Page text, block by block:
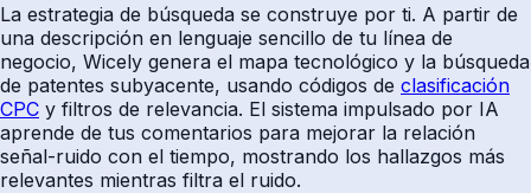
La estrategia de búsqueda se construye por ti. A partir de
una descripción en lenguaje sencillo de tu línea de
negocio, Wicely genera el mapa tecnológico y la búsqueda
de patentes subyacente, usando códigos de clasificación
CPC y filtros de relevancia. El sistema impulsado por IA
aprende de tus comentarios para mejorar la relación
señal-ruido con el tiempo, mostrando los hallazgos más
relevantes mientras filtra el ruido.